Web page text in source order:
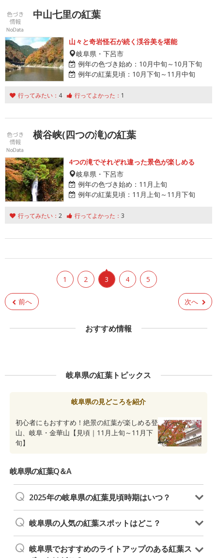
中山七里の紅葉
山々と奇岩怪石が続く渓谷美を堪能
岐阜県・下呂市
例年の色づき始め： 10月中旬～10月下旬
例年の紅葉見頃： 10月下旬～11月中旬
行ってみたい： 4 行ってよかった： 1
横谷峡(四つの滝)の紅葉
4つの滝でそれぞれ違った景色が楽しめる
岐阜県・下呂市
例年の色づき始め： 11月上旬
例年の紅葉見頃： 11月上旬～11月下旬
行ってみたい： 2 行ってよかった： 3
前へ
1 2 3 4 5
次へ
おすすめ情報
岐阜県の紅葉トピックス
岐阜県の見どころを紹介
初心者にもおすすめ！絶景の紅葉が楽しめる登
山、岐阜・金華山【見頃｜11月上旬～11月下
旬】
岐阜県の紅葉Q＆A
2025年の岐阜県の紅葉見頃時期はいつ？
岐阜県の人気の紅葉スポットはどこ？
岐阜県でおすすめのライトアップのある紅葉ス